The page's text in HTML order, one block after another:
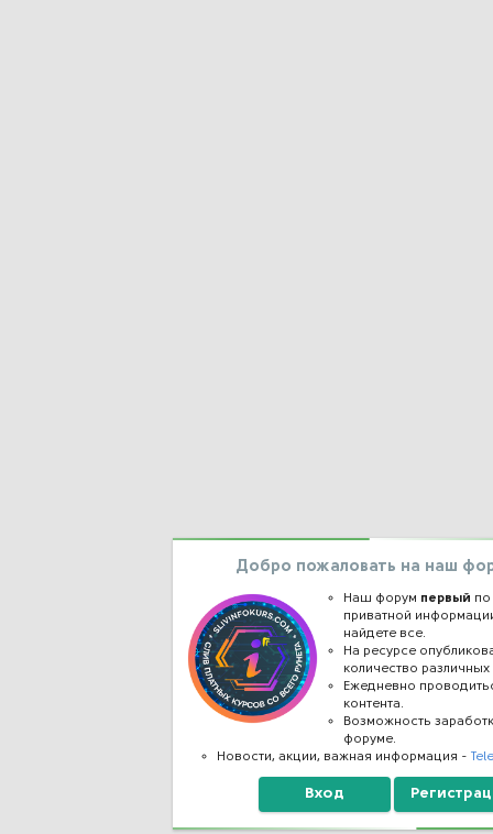
Добро пожаловать на наш
Наш форум первый
приватной
найдете все.
На ресурсе
количество различных
Ежедневно
контента.
Возможность
форуме.
Новости, акции, важная информация -
Вход